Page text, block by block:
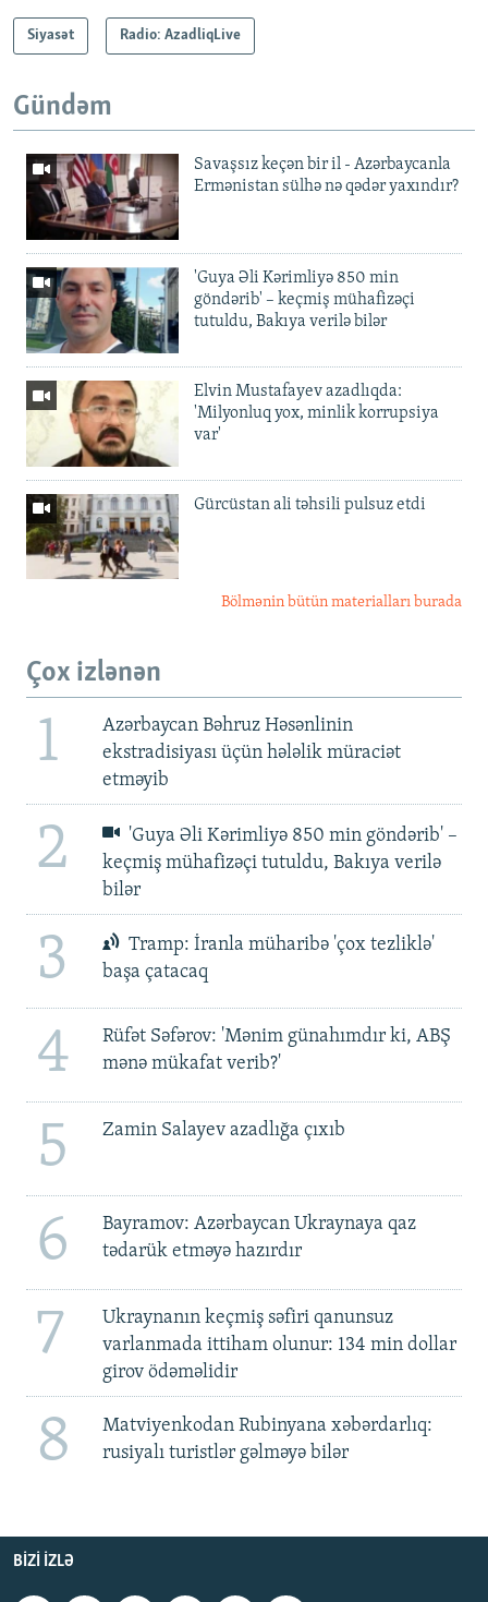
Siyasət Radio: AzadliqLive
Gündəm
Savaşsız keçən bir il - Azərbaycanla
Ermənistan sülhə nə qədər yaxındır?
'Guya Əli Kərimliyə 850 min
göndərib' – keçmiş mühafizəçi
tutuldu, Bakıya verilə bilər
Elvin Mustafayev azadlıqda:
'Milyonluq yox, minlik korrupsiya
var'
Gürcüstan ali təhsili pulsuz etdi
Bölmənin bütün materialları burada
Çox izlənən
1
Azərbaycan Bəhruz Həsənlinin
ekstradisiyası üçün hələlik müraciət
etməyib
2
'Guya Əli Kərimliyə 850 min göndərib' –
keçmiş mühafizəçi tutuldu, Bakıya verilə
bilər
3
Tramp: İranla müharibə 'çox tezliklə'
başa çatacaq
4
Rüfət Səfərov: 'Mənim günahımdır ki, ABŞ
mənə mükafat verib?'
5 Zamin Salayev azadlığa çıxıb
6
Bayramov: Azərbaycan Ukraynaya qaz
tədarük etməyə hazırdır
7
Ukraynanın keçmiş səfiri qanunsuz
varlanmada ittiham olunur: 134 min dollar
girov ödəməlidir
8
Matviyenkodan Rubinyana xəbərdarlıq:
rusiyalı turistlər gəlməyə bilər
BIZI IZLƏ